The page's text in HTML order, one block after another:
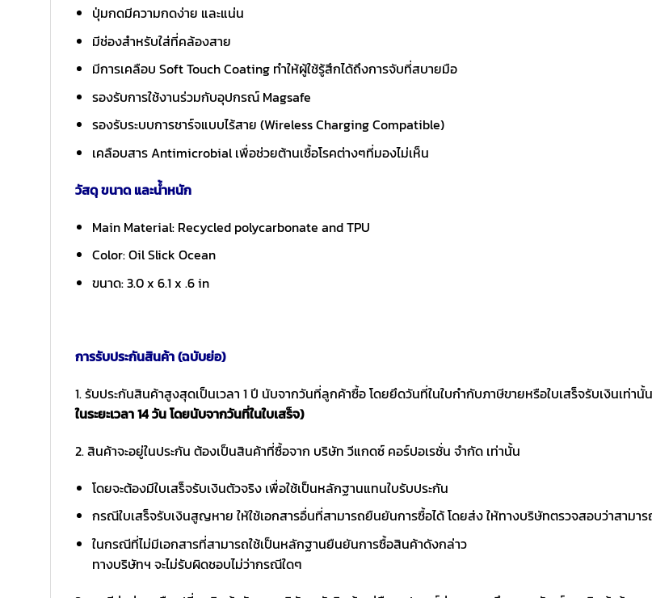
ปุ่มกดมีความกดง่าย และแน่น
มีช่องสำหรับใส่ที่คล้องสาย
มีการเคลือบ Soft Touch Coating ทำให้ผู้ใช้รู้สึกได้ถึงการจับที่สบายมือ
รองรับการใช้งานร่วมกับอุปกรณ์ Magsafe
รองรับระบบการชาร์จแบบไร้สาย (Wireless Charging Compatible)
เคลือบสาร Antimicrobial เพื่อช่วยต้านเชื้อโรคต่างๆที่มองไม่เห็น
วัสดุ ขนาด และน้ำหนัก
Main Material: Recycled polycarbonate and TPU
Color: Oil Slick Ocean
ขนาด: 3.0 x 6.1 x .6 in
การรับประกันสินค้า (ฉบับย่อ)
1. รับประกันสินค้าสูงสุดเป็นเวลา 1 ปี นับจากวันที่ลูกค้าซื้อ โดยยึดวันที่ในใบกำกับภาษีขายหรือใบเสร็จรับเงินเท่านั้น
ในระยะเวลา 14 วัน โดยนับจากวันที่ในใบเสร็จ)
2. สินค้าจะอยู่ในประกัน ต้องเป็นสินค้าที่ซื้อจาก บริษัท วีแกดซ์ คอร์ปอเรชั่น จำกัด เท่านั้น
โดยจะต้องมีใบเสร็จรับเงินตัวจริง เพื่อใช้เป็นหลักฐานแทนใบรับประกัน
กรณีใบเสร็จรับเงินสูญหาย ให้ใช้เอกสารอื่นที่สามารถยืนยันการซื้อได้ โดยส่ง ให้ทางบริษัทตรวจสอบว่าสามาร
ในกรณีที่ไม่มีเอกสารที่สามารถใช้เป็นหลักฐานยืนยันการซื้อสินค้าดังกล่าว
ทางบริษัทฯ จะไม่รับผิดชอบไม่ว่ากรณีใดๆ